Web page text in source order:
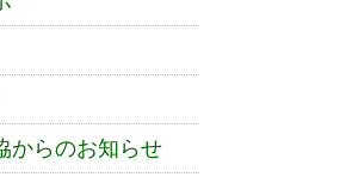
からのお知らせ